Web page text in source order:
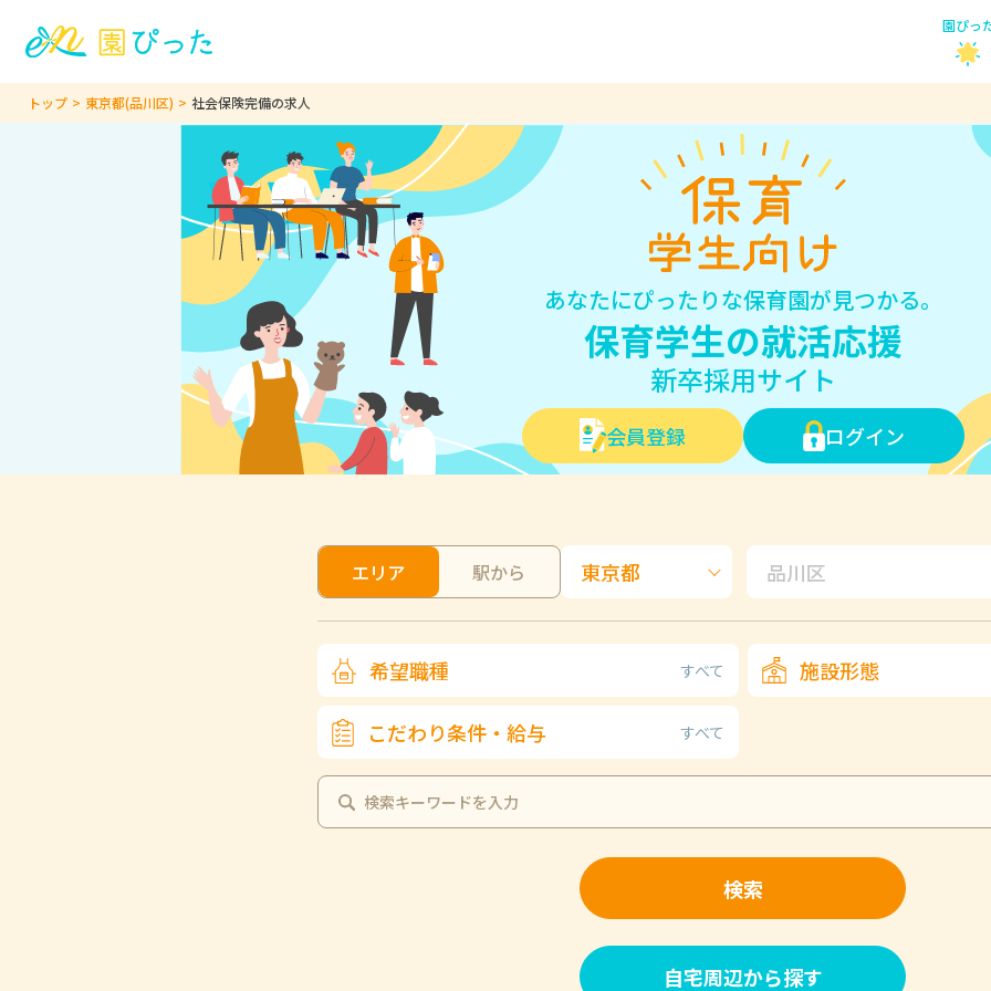
園ぴっ
トップ 東京都(品川区) 社会保険完備の求人
あなたにぴったりな保育園が見つかる。
保育学生の就活応援
新卒採用サイト
会員登録 ログイン
エリア 駅から
希望職種 すべて 施設形態
こだわり条件・給与 すべて
検索
自宅周辺から探す